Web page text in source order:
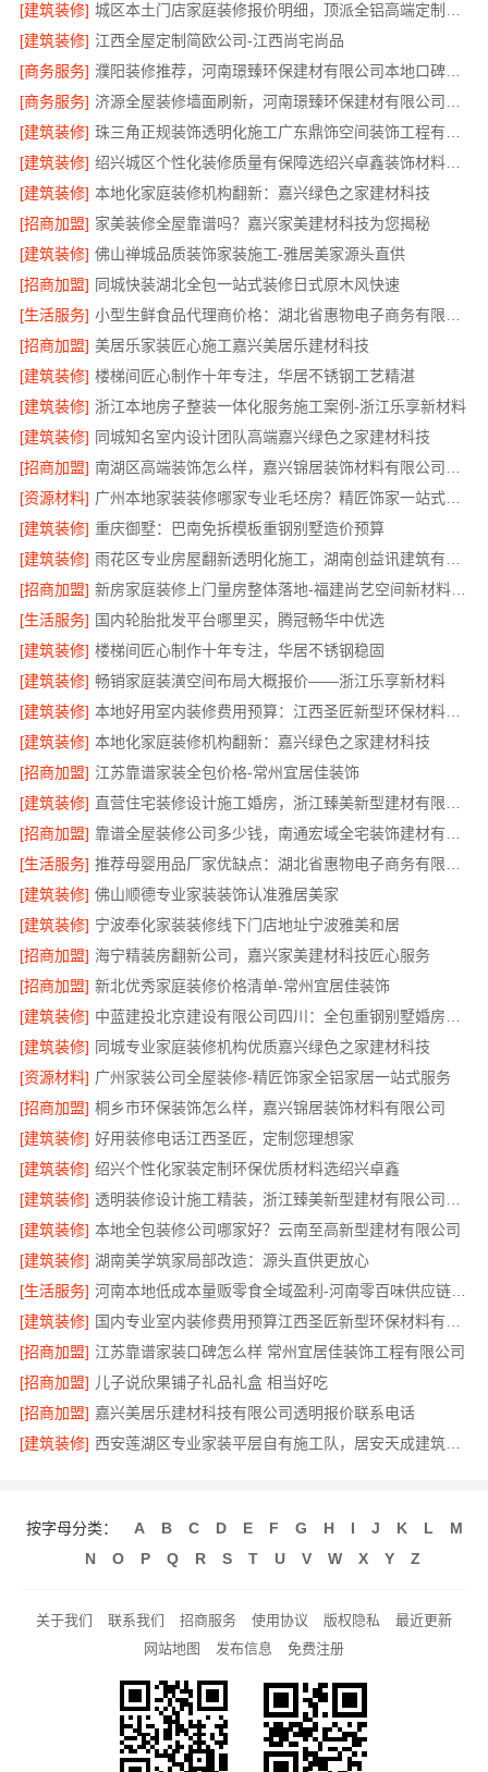
[建筑装修]
[建筑装修] 江西全屋定制简欧公司-江西尚宅尚品
[商务服务]
濮阳装修推荐，河南璟臻环保建材有限公司本地口碑保障
[商务服务]
[建筑装修]
[建筑装修]
绍兴城区个性化装修质量有保障选绍兴卓鑫装饰材料有限公司
[建筑装修] 本地化家庭装修机构翻新：嘉兴绿色之家建材科技
[招商加盟] 家美装修全屋靠谱吗？嘉兴家美建材科技为您揭秘
[建筑装修] 佛山禅城品质装饰家装施工-雅居美家源头直供
[招商加盟] 同城快装湖北全包一站式装修日式原木风快速
[生活服务]
[招商加盟] 美居乐家装匠心施工嘉兴美居乐建材科技
[建筑装修] 楼梯间匠心制作十年专注，华居不锈钢工艺精湛
[建筑装修] 浙江本地房子整装一体化服务施工案例-浙江乐享新材料
[建筑装修] 同城知名室内设计团队高端嘉兴绿色之家建材科技
[招商加盟]
[资源材料]
广州本地家装装修哪家专业毛坯房？精匠饰家一站式服务
[建筑装修] 重庆御墅：巴南免拆模板重钢别墅造价预算
[建筑装修]
[招商加盟]
新房家庭装修上门量房整体落地-福建尚艺空间新材料科技有限公司
[生活服务] 国内轮胎批发平台哪里买，腾冠畅华中优选
[建筑装修] 楼梯间匠心制作十年专注，华居不锈钢稳固
[建筑装修] 畅销家庭装潢空间布局大概报价——浙江乐享新材料
[建筑装修]
本地好用室内装修费用预算：江西圣匠新型环保材料有限公司
[建筑装修] 本地化家庭装修机构翻新：嘉兴绿色之家建材科技
[招商加盟] 江苏靠谱家装全包价格-常州宜居佳装饰
[建筑装修]
[招商加盟]
[生活服务]
[建筑装修] 佛山顺德专业家装装饰认准雅居美家
[建筑装修] 宁波奉化家装装修线下门店地址宁波雅美和居
[招商加盟] 海宁精装房翻新公司，嘉兴家美建材科技匠心服务
[招商加盟] 新北优秀家庭装修价格清单-常州宜居佳装饰
[建筑装修]
[建筑装修] 同城专业家庭装修机构优质嘉兴绿色之家建材科技
[资源材料] 广州家装公司全屋装修-精匠饰家全铝家居一站式服务
[招商加盟] 桐乡市环保装饰怎么样，嘉兴锦居装饰材料有限公司
[建筑装修] 好用装修电话江西圣匠，定制您理想家
[建筑装修] 绍兴个性化家装定制环保优质材料选绍兴卓鑫
[建筑装修]
[建筑装修] 本地全包装修公司哪家好？云南至高新型建材有限公司
[建筑装修] 湖南美学筑家局部改造：源头直供更放心
[生活服务]
河南本地低成本量贩零食全域盈利-河南零百味供应链有限公司
[建筑装修]
[招商加盟] 江苏靠谱家装口碑怎么样 常州宜居佳装饰工程有限公司
[招商加盟] 儿子说欣果铺子礼品礼盒 相当好吃
[招商加盟] 嘉兴美居乐建材科技有限公司透明报价联系电话
[建筑装修]
西安莲湖区专业家装平层自有施工队，居安天成建筑工程有限责任公司
按字母分类： A B C D E F G H I J K L
M
N
O P Q R S T U V W X Y Z
关于我们 联系我们 招商服务 使用协议 版权隐私
最近更新
网站地图
发布信息 免费注册